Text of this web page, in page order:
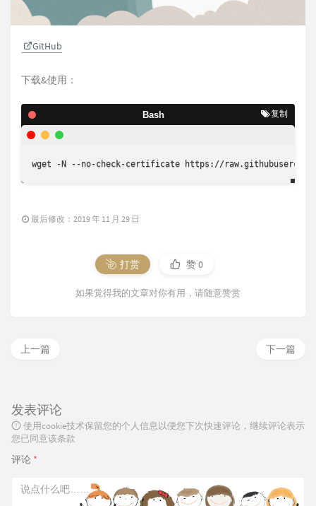
GitHub
下载&使用：
wget -N --no-check-certificate https://
Bash 复制
最后修改：2019 年 11 月 29 日
打赏 赞0
如果觉得我的文章对你有用，请随意赞赏
下一篇
上一篇
发表评论
使用cookie技术保留您的个人信息以便您下次快速评论，继续评论表示
您已同意该条款
评论 *